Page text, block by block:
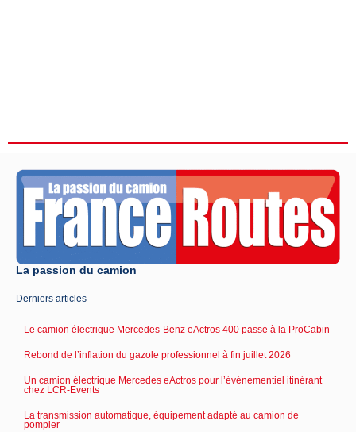
La passion du camion
Derniers articles
Le camion électrique Mercedes-Benz eActros 400 passe à la ProCabin
Rebond de l’inflation du gazole professionnel à fin juillet 2026
Un camion électrique Mercedes eActros pour l’événementiel itinérant
chez LCR-Events
La transmission automatique, équipement adapté au camion de
pompier